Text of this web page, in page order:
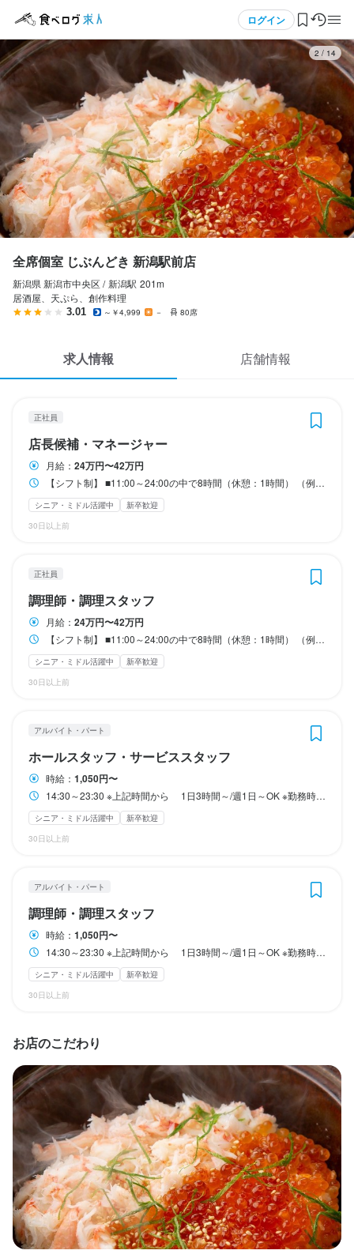
ログイン
ログイン・無料会員登録
食べログ求人TOP
求人検索
マイページ管理
気になる求人
検索履歴・保存した条件
応募履歴
ヘルプ・お問い合わせフォーム
掲載をご検討の店舗様へ
企業情報
3 / 14
全席個室 じぶんどき 新潟駅前店
新潟県 新潟市中央区 / 新潟駅 201m
居酒屋、天ぷら、創作料理
3.01 ～￥4,999 － 80席
求人情報 店舗情報
正社員
店長候補・マネージャー
月給： 24万円〜42万円
【シフト制】 ■11:00～24:00の中で8時間（休憩：1時間） （例）14:30～23:30、15:00～24:00 1日8時間～（休憩1時間） ※店舗によって若干異なります。
シニア・ミドル活躍中
新卒歓迎
30日以上前
正社員
調理師・調理スタッフ
月給： 24万円〜42万円
【シフト制】 ■11:00～24:00の中で8時間（休憩：1時間） （例）14:30～23:30、15:00～24:00 1日8時間～（休憩1時間） ※店舗によって若干異なります。
シニア・ミドル活躍中
新卒歓迎
30日以上前
アルバイト・パート
ホールスタッフ・サービススタッフ
時給： 1,050円〜
14:30～23:30 ※上記時間から 1日3時間～/週1日～OK ※勤務時間の変動の可能性あり ※22時以降勤務は、18歳以上(法令による) ※高校生は21時まで ■自由シフト制 こんな働き方はどう？ ◇学業と両立している学生さん 1日4時間 / 週3、４日勤務 「学校の授業が終わってから働いています！ 自由シフトなので、たまに土日に勤務したり テスト週間は週0日シフトにしてもらったり わがまま言いまくってます(笑)」 ◇レギュラー勤務のフリーターさん 1日6.5時間 / 週5日勤務 「安定収入を得たいので ガッツリレギュラー勤務で働いています！ 今はトレーナーを目指して、日々奮闘中です！」 ◇頑張れ！夢追い人さん 1日3時間 / 週2日勤務 「レッスンが入っていないときや 早く終わる日にシフトINしています！ 私のように、夢や学業と両立している人も多いので 心強いデス！」 などなど… 週1日勤務～レギュラー勤務まで 幅広く大歓迎だから、アナタらしい働き方が見つかります
シニア・ミドル活躍中
新卒歓迎
30日以上前
アルバイト・パート
調理師・調理スタッフ
時給： 1,050円〜
14:30～23:30 ※上記時間から 1日3時間～/週1日～OK ※勤務時間の変動の可能性あり ※22時以降勤務は、18歳以上(法令による) ※高校生は21時まで ■自由シフト制 こんな働き方はどう？ ◇学業と両立している学生さん 1日4時間 / 週3、４日勤務 「学校の授業が終わってから働いています！ 自由シフトなので、たまに土日に勤務したり テスト週間は週0日シフトにしてもらったり わがまま言いまくってます(笑)」 ◇レギュラー勤務のフリーターさん 1日6.5時間 / 週5日勤務 「安定収入を得たいので ガッツリレギュラー勤務で働いています！ 今はトレーナーを目指して、日々奮闘中です！」 ◇頑張れ！夢追い人さん 1日3時間 / 週2日勤務 「レッスンが入っていないときや 早く終わる日にシフトINしています！ 私のように、夢や学業と両立している人も多いので 心強いデス！」 などなど… 週1日勤務～レギュラー勤務まで 幅広く大歓迎だから、アナタらしい働き方が見つかります
シニア・ミドル活躍中
新卒歓迎
30日以上前
お店のこだわり
正社員 全席個室 じぶんどき 新潟駅前店
店長候補・マネージャー
店長候補・マネージャー
月給246,000円〜420,000円
昇給あり
給与補足
電車通勤でも嬉しい！
【未経験者】月給24万6000円以上（固定残業代含む）
※上記を超える時間外労働分は、手当を追加支給します。
※固定残業代は、時間外労働の有無にかかわらず15時間分（月3万
円～5万円）を支給します。
※上記を超える時間外労働分は、手当を追加支給します。
経験によっては店長職からのスタートも可能。その場合は月給30
万円～スタートです！
【シフト制】
■11:00～24:00の中で8時間（休憩：1時間）
（例）14:30～23:30、15:00～24:00
1日8時間～（休憩1時間）
※店舗によって若干異なります。
転勤なし
休日・休暇
交代制
年間休日110日以上の実績あり
待遇
・交通費全額支給
・時間外手当（固定残業超過分を追加支給）
・職能手当
・出産・育児支援制度あり
・食事補助あり
・財形貯蓄制度
・保養所
・まかない有
・制服貸与
＼うれしい従業員割引／
系列飲食店：最大20％OFF
ビッグエコー(系列店)：最大50％OFF
まかない・食事補助あり 社会保険完備 研修制度あり 服装自由
特徴
応募画面へ進む
正社員 全席個室 じぶんどき 新潟駅前店
調理師・調理スタッフ
調理師・調理スタッフ
月給246,000円〜420,000円
昇給あり
給与補足
電車通勤でも嬉しい！
【未経験者】月給24万6000円以上（固定残業代含む）
※上記を超える時間外労働分は、手当を追加支給します。
※固定残業代は、時間外労働の有無にかかわらず15時間分（月3万
円～5万円）を支給します。
※上記を超える時間外労働分は、手当を追加支給します。
経験によっては調理長からのスタートも可能。その場合は月給30
万円～スタートです！
【シフト制】
■11:00～24:00の中で8時間（休憩：1時間）
（例）14:30～23:30、15:00～24:00
1日8時間～（休憩1時間）
※店舗によって若干異なります。
転勤なし
休日・休暇
交代制
年間休日110日以上の実績あり
待遇
・交通費全額支給
・時間外手当（固定残業超過分を追加支給）
・職能手当
・出産・育児支援制度あり
・食事補助あり
・財形貯蓄制度
・保養所
・まかない有
・制服貸与
＼うれしい従業員割引／
系列飲食店：最大20％OFF
ビッグエコー(系列店)：最大50％OFF
まかない・食事補助あり 社会保険完備 研修制度あり 服装自由
特徴
応募画面へ進む
アルバイト・パート 全席個室 じぶんどき 新潟駅前店
ホールスタッフ・サービススタッフ
ホールスタッフ・サービススタッフ
時給1,050円〜
昇給あり 交通費支給 扶養内勤務OK
研修期間
⇒時給変動なし
※研修時間56時間予定（前後する場合あり）
給与補足
■昇給あり（年2回）
通常時給+300円！！
■高校生時給あり
⇒同時給START
■食事補助あり
⇒1食200円
勤務時間
14:30～23:30
※上記時間から
※勤務時間の変動の可能性あり
※22時以降勤務は、18歳以上(法令による)
■自由シフト制
こんな働き方はどう？
1日4時間 / 週3、４日勤務
自由シフトなので、たまに土日に勤務したり
テスト週間は週0日シフトにしてもらったり
わがまま言いまくってます(笑)」
◇レギュラー勤務のフリーターさん
1日6.5時間 / 週5日勤務
ガッツリレギュラー勤務で働いています！
今はトレーナーを目指して、日々奮闘中です！」
◇頑張れ！夢追い人さん
1日3時間 / 週2日勤務
「レッスンが入っていないときや
早く終わる日にシフトINしています！
私のように、夢や学業と両立している人も多いので
心強いデス！」
などなど…
週1日勤務～レギュラー勤務まで
幅広く大歓迎だから、アナタらしい働き方が見つかります
応募画面へ進む
アルバイト・パート 全席個室 じぶんどき 新潟駅前店
調理師・調理スタッフ
調理師・調理スタッフ
時給1,050円〜
昇給あり 交通費支給 扶養内勤務OK
研修期間
⇒時給変動なし
※研修時間56時間予定（前後する場合あり）
給与補足
■昇給あり（年2回）
通常時給+300円！！
■高校生時給あり
⇒同時給START
■食事補助あり
⇒1食200円
勤務時間
14:30～23:30
※上記時間から
※勤務時間の変動の可能性あり
※22時以降勤務は、18歳以上(法令による)
■自由シフト制
こんな働き方はどう？
1日4時間 / 週3、４日勤務
自由シフトなので、たまに土日に勤務したり
テスト週間は週0日シフトにしてもらったり
わがまま言いまくってます(笑)」
◇レギュラー勤務のフリーターさん
1日6.5時間 / 週5日勤務
ガッツリレギュラー勤務で働いています！
今はトレーナーを目指して、日々奮闘中です！」
◇頑張れ！夢追い人さん
1日3時間 / 週2日勤務
「レッスンが入っていないときや
早く終わる日にシフトINしています！
私のように、夢や学業と両立している人も多いので
心強いデス！」
などなど…
週1日勤務～レギュラー勤務まで
幅広く大歓迎だから、アナタらしい働き方が見つかります
応募画面へ進む